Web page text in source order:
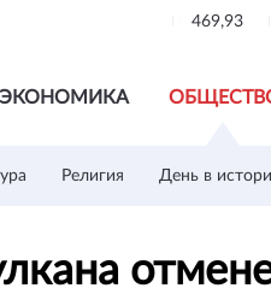
469,93
ЭКОНОМИКА
Религия День в